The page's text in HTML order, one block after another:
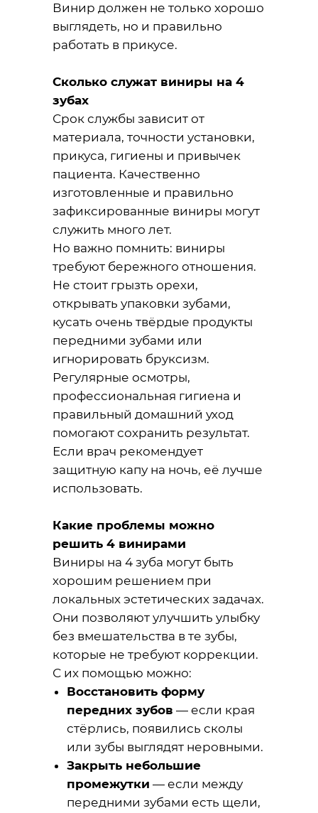
Винир должен не только хорошо
выглядеть, но и правильно
работать в прикусе.
Сколько служат виниры на 4
зубах
Срок службы зависит от
материала, точности установки,
прикуса, гигиены и привычек
пациента. Качественно
изготовленные и правильно
зафиксированные виниры могут
служить много лет.
Но важно помнить: виниры
требуют бережного отношения.
Не стоит грызть орехи,
открывать упаковки зубами,
кусать очень твёрдые продукты
передними зубами или
игнорировать бруксизм.
Регулярные осмотры,
профессиональная гигиена и
правильный домашний уход
помогают сохранить результат.
Если врач рекомендует
защитную капу на ночь, её лучше
использовать.
Какие проблемы можно
решить 4 винирами
Виниры на 4 зуба могут быть
хорошим решением при
локальных эстетических задачах.
Они позволяют улучшить улыбку
без вмешательства в те зубы,
которые не требуют коррекции.
С их помощью можно:
Восстановить форму
передних зубов — если края
стёрлись, появились сколы
или зубы выглядят неровными.
Закрыть небольшие
промежутки — если между
передними зубами есть щели,